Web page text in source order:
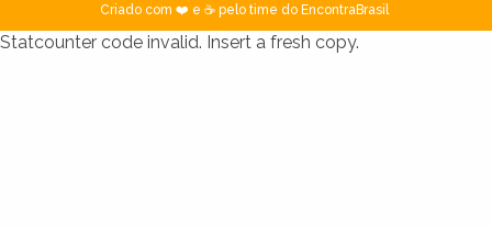
Criado com ❤️ e ☕ pelo time do EncontraBrasil
Statcounter code invalid. Insert a fresh copy.